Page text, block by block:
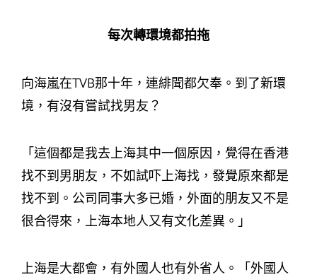
每次轉環境都拍拖
向海嵐在TVB那十年，連緋聞都欠奉。到了新環
境，有沒有嘗試找男友？
「這個都是我去上海其中一個原因，覺得在香港
找不到男朋友，不如試吓上海找，發覺原來都是
找不到。公司同事大多已婚，外面的朋友又不是
很合得來，上海本地人又有文化差異。」
上海是大都會，有外國人也有外省人。「外國人